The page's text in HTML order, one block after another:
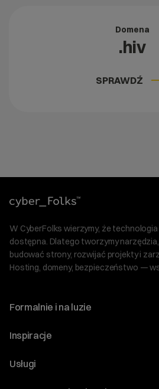
Domena
.hiv
SPRAWDŹ
W CyberFolks wierzymy, że
dostępna. Dlatego tworzymy
budować strony, rozwijać projekty i
Hosting, domeny, bezpieczeństwo —
Formalnie i na luzie
O nas
Program Korzyści dla Inwestorów
Inspiracje
Blog
Usługi